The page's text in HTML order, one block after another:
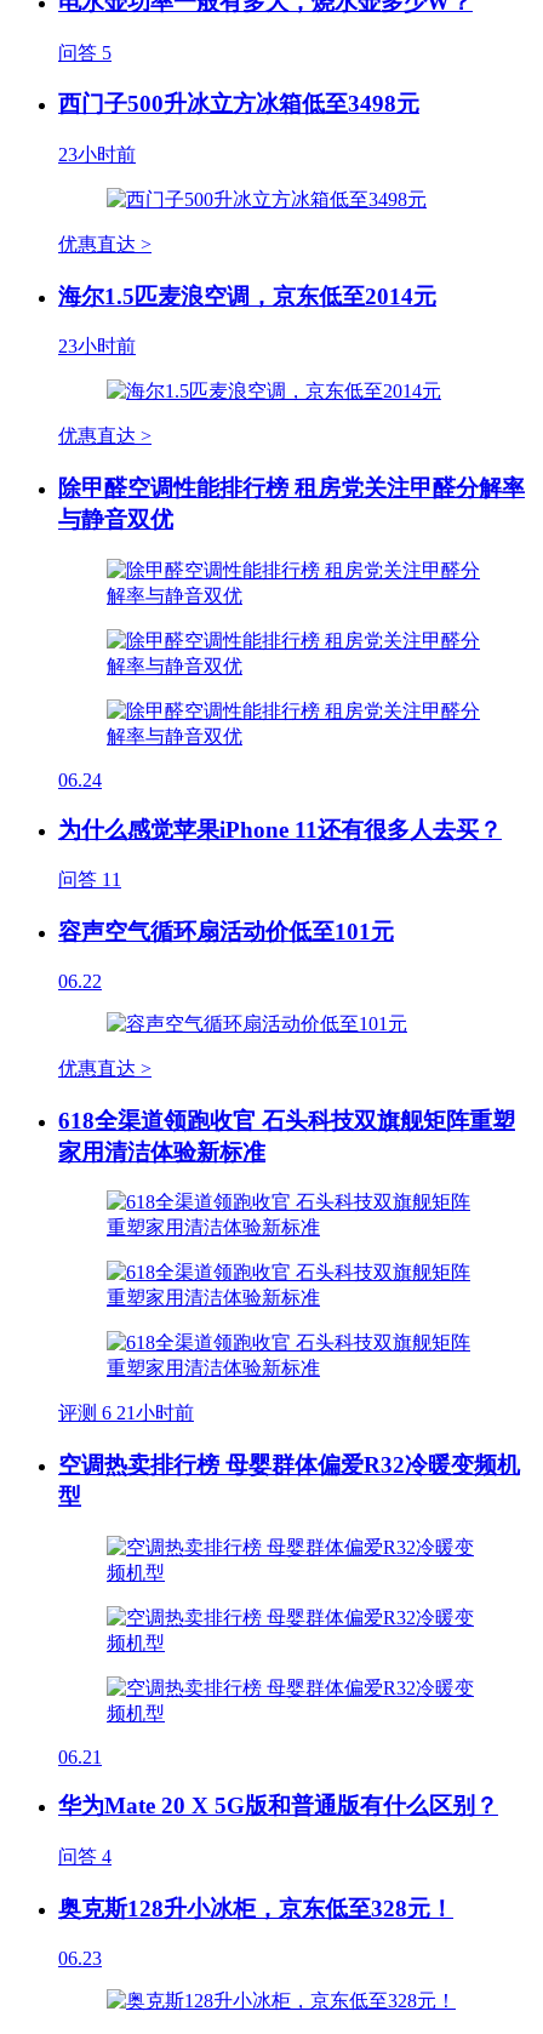
问答 5
西门子500升冰立方冰箱低至3498元
23小时前
优惠直达 >
海尔1.5匹麦浪空调，京东低至2014元
23小时前
优惠直达 >
除甲醛空调性能排行榜 租房党关注甲醛分解率
与静音双优
06.24
为什么感觉苹果iPhone 11还有很多人去买？
问答 11
容声空气循环扇活动价低至101元
06.22
优惠直达 >
618全渠道领跑收官 石头科技双旗舰矩阵重塑
家用清洁体验新标准
评测 6 21小时前
空调热卖排行榜 母婴群体偏爱R32冷暖变频机
型
06.21
华为Mate 20 X 5G版和普通版有什么区别？
问答 4
奥克斯128升小冰柜，京东低至328元！
06.23